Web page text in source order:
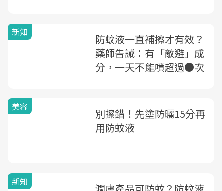
新知
防蚊液一直補擦才有效？
藥師告誡：有「敵避」成
分，一天不能噴超過●次
美容
別擦錯！先塗防曬15分再
用防蚊液
新知